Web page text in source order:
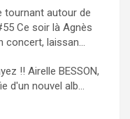
tournant autour de
Ce soir là Agnès
concert, laissan...
!! Airelle BESSON,
d'un nouvel alb...